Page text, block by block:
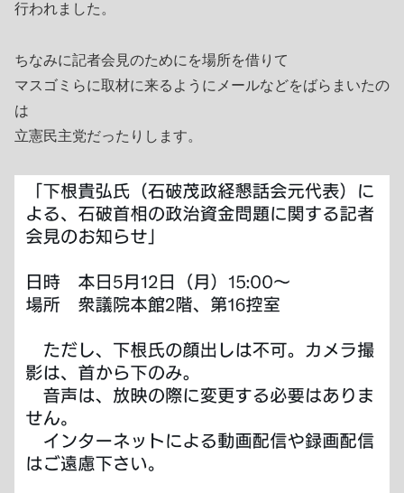
行われました。
ちなみに記者会見のためにを場所を借りて
マスゴミらに取材に来るようにメールなどをばらまいたの
は
立憲民主党だったりします。